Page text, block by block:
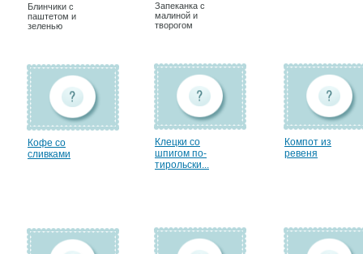
Блинчики с
паштетом и
зеленью
Запеканка с
малиной и
творогом
Кофе со
сливками
Клецки со
шпигом по-
тирольски...
Компот из
ревеня